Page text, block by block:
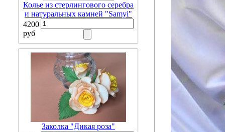
Колье из стерлингового серебра
и натуральных камней "Samyi"
4200
руб
Заколка "Дикая роза"